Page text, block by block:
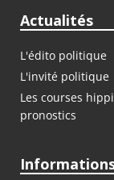
Actualités
L'édito politique
L'invité politique
Les courses
pronostics